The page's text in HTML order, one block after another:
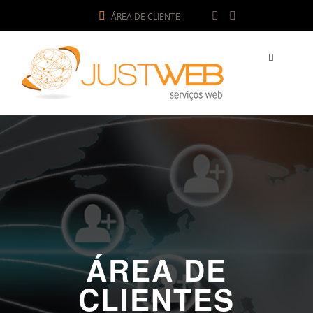
ÁREA DE CLIENTE
ÁREA DE
CLIENTES